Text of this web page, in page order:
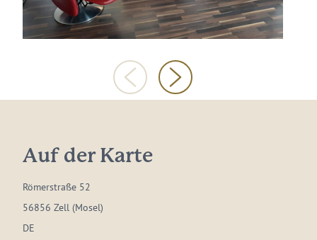
Auf der Karte
Römerstraße 52
56856 Zell (Mosel)
DE